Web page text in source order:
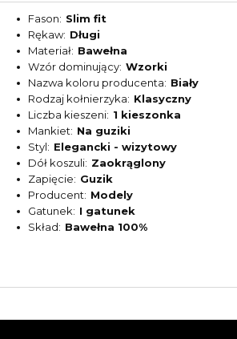
Fason
Slim fit
Rękaw Długi
Materiał Bawełna
Wzór dominujący Wzorki
Nazwa koloru producenta
Biały
Rodzaj kołnierzyka
Klasyczny
Liczba kieszeni 1 kieszonka
Mankiet
Na guziki
Styl
Elegancki - wizytowy
Dół koszuli Zaokrąglony
Zapięcie
Guzik
Producent
Modely
Gatunek
I gatunek
Skład
Bawełna 100%